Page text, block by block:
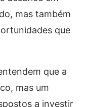
mas também
que
que a
mas um
a investir